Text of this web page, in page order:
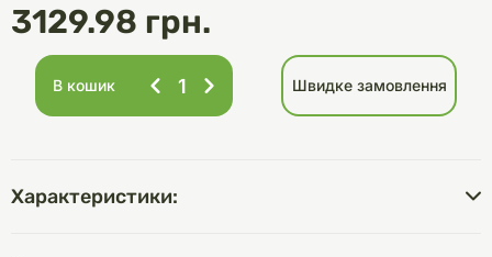
3129.98 грн.
В кошик Швидке замовлення
Характеристики: